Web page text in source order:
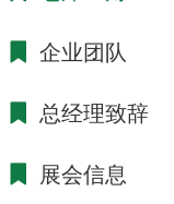
企业团队
总经理致辞
展会信息